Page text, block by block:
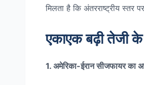
मिलता है कि अंतरराष्ट्रीय स्तर
एकाएक बढ़ी तेजी
1. अमेरिका-ईरान सीजफायर का